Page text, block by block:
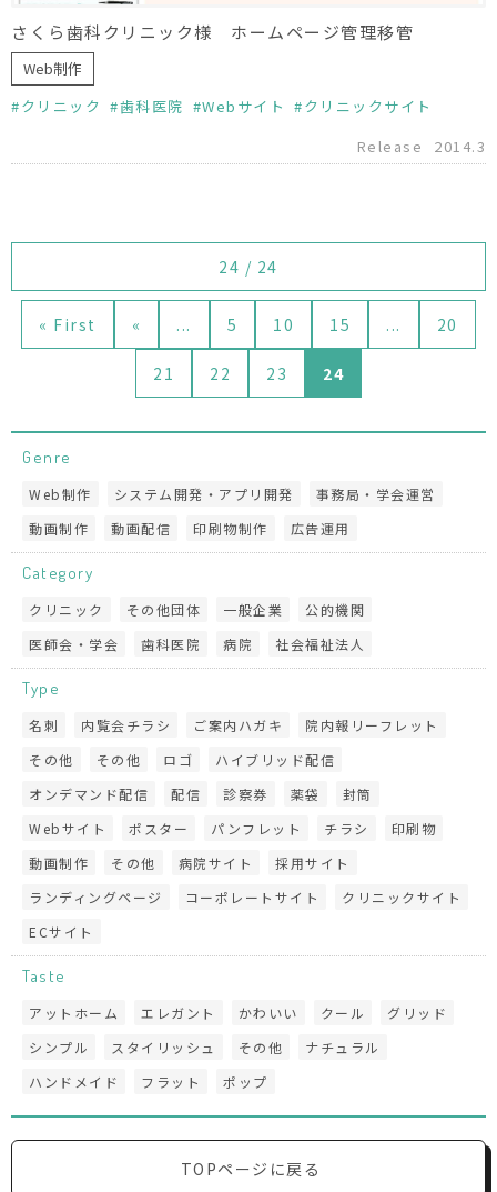
さくら歯科クリニック様 ホームページ管理移管
Web制作
クリニック
歯科医院 Webサイト
クリニックサイト
Release
2014.3
24 / 24
« First « ... 5 10 15 ... 20
21 22 23 24
Genre
Web制作 システム開発・アプリ開発
事務局・学会運営
動画制作
動画配信 印刷物制作 広告運用
Category
クリニック その他団体 一般企業
公的機関
医師会・学会
歯科医院 病院 社会福祉法人
Type
名刺 内覧会チラシ ご案内ハガキ
院内報リーフレット
その他
その他 ロゴ
ハイブリッド配信
オンデマンド配信
配信 診察券 薬袋
封筒
Webサイト
ポスター パンフレット チラシ
印刷物
動画制作
その他 病院サイト
採用サイト
ランディングページ
コーポレートサイト
クリニックサイト
ECサイト
Taste
アットホーム エレガント かわいい クール
グリッド
シンプル
スタイリッシュ その他
ナチュラル
ハンドメイド
フラット ポップ
TOPページに戻る